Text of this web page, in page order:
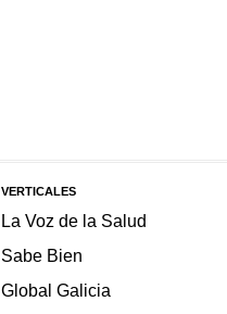
VERTICALES
La Voz de la Salud
Sabe Bien
Global Galicia